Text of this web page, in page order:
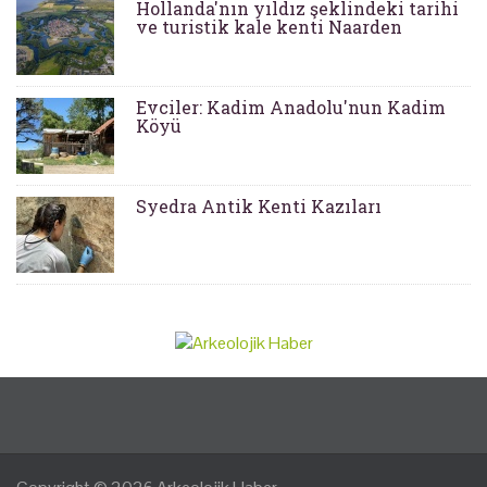
Hollanda'nın yıldız şeklindeki tarihi
ve turistik kale kenti Naarden
Evciler: Kadim Anadolu'nun Kadim
Köyü
Syedra Antik Kenti Kazıları